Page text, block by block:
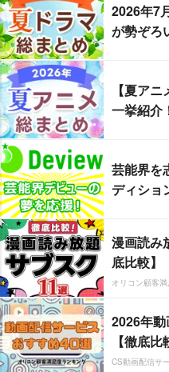
2026年7
が勢ぞろ
【夏ア
一挙紹介
芸能界
ディショ
漫画読み
底比較】
オリコン顧客
2026年
【徹底比
CS動画配信サ